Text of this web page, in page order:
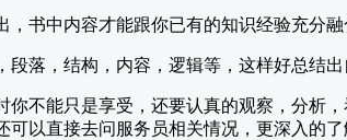
书中内容才能跟你已有的知识经验充分融
落，结构，内容，逻辑等，这样好总结出
不能只是享受，还要认真的观察，分析，
以直接去问服务员相关情况，更深入的了